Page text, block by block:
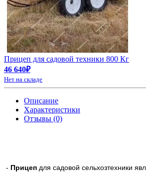
Прицеп для садовой техники 800 Кг
46 640₽
Нет на складе
Описание
Характеристики
Отзывы (0)
- Прицеп для садовой сельхозтехники